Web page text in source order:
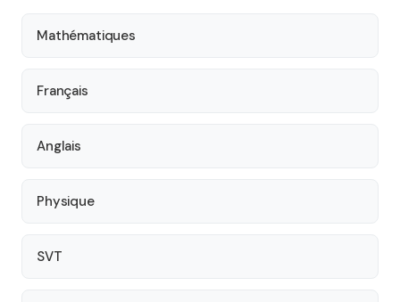
Mathématiques
Français
Anglais
Physique
SVT